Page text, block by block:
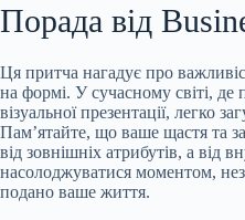
Порада від
Ця притча нагадує про
на формі. У сучасному світі, де
візуальної презентації, легко
Пам’ятайте, що ваше щастя та
від зовнішніх атрибутів, а від
насолоджуватися моментом,
подано ваше життя.